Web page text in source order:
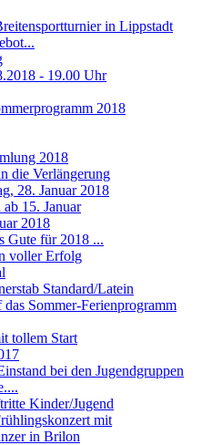
in Lippstadt
- 19.00 Uhr
2018
2018
die Verlängerung
28. Januar 2018
15. Januar
2018
Gute für 2018 ...
voller Erfolg
Standard/Latein
Sommer-Ferienprogramm
tollem Start
bei den Jugendgruppen
Kinder/Jugend
mit
in Brilon